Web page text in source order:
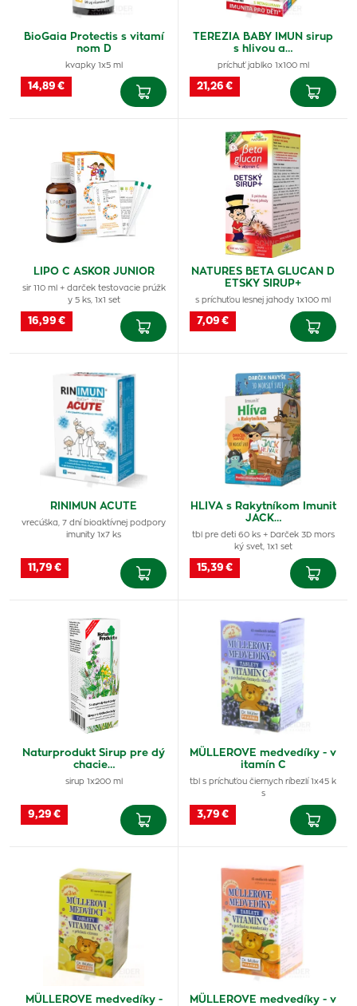
BioGaia Protectis s vitamí
nom D
kvapky 1x5 ml
14,89 €
TEREZIA BABY IMUN sirup
s hlivou a…
príchuť jablko 1x100 ml
21,26 €
LIPO C ASKOR JUNIOR
sir 110 ml + darček testovacie prúžk
y 5 ks, 1x1 set
16,99 €
NATURES BETA GLUCAN D
ETSKY SIRUP+
s príchuťou lesnej jahody 1x100 ml
7,09 €
RINIMUN ACUTE
vrecúška, 7 dní bioaktívnej podpory
imunity 1x7 ks
11,79 €
HLIVA s Rakytníkom Imunit
JACK…
tbl pre deti 60 ks + Darček 3D mors
ký svet, 1x1 set
15,39 €
Naturprodukt Sirup pre dý
chacie…
sirup 1x200 ml
9,29 €
MÜLLEROVE medvedíky - v
itamín C
tbl s príchuťou čiernych ríbezlí 1x45 k
s
3,79 €
MÜLLEROVE medvedíky -
MÜLLEROVE medvedíky - v